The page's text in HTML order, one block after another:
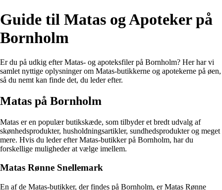
Guide til Matas og Apoteker på
Bornholm
Er du på udkig efter Matas- og apoteksfiler på Bornholm? Her har vi
samlet nyttige oplysninger om Matas-butikkerne og apotekerne på øen,
så du nemt kan finde det, du leder efter.
Matas på Bornholm
Matas er en populær butikskæde, som tilbyder et bredt udvalg af
skønhedsprodukter, husholdningsartikler, sundhedsprodukter og meget
mere. Hvis du leder efter Matas-butikker på Bornholm, har du
forskellige muligheder at vælge imellem.
Matas Rønne Snellemark
En af de Matas-butikker, der findes på Bornholm, er Matas Rønne